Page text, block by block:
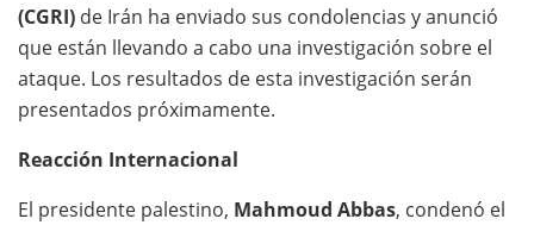
(CGRI) de Irán ha enviado sus condolencias y anunció
que están llevando a cabo una investigación sobre el
ataque. Los resultados de esta investigación serán
presentados próximamente.
Reacción Internacional
El presidente palestino, Mahmoud Abbas, condenó el